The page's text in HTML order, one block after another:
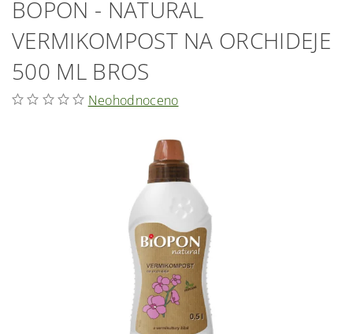
BOPON - NATURAL
VERMIKOMPOST NA ORCHIDEJE
500 ML BROS
Neohodnoceno